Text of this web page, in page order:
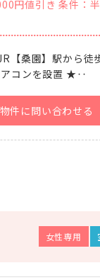
円値引き 条件：
【桑園】駅から徒
アコンを設置 ★‥
件に問い合わせる
女性専用